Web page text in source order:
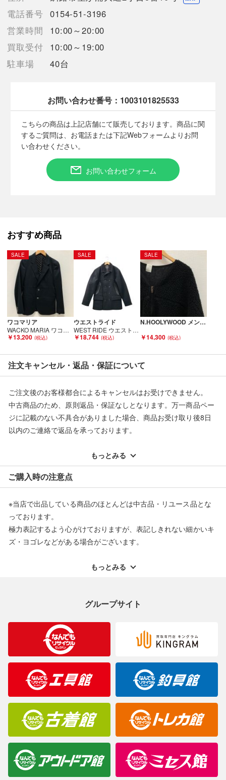
ョップと併売を行なっておりますが、
タイミングによりシステムの反映が間に合わず欠品となってしま
う場合がございます。
売切れの場合は、ご購入をキャンセルさせていただく場合がござ
います。】
店頭との併売商品の為、記載にない細かなキズや汚れ等状態が多
少変化する場合がございますのでご了承下さい。
商品画像に関しては出来る限り忠実に表示出来るよう努めており
ますが、実際の商品と比較し色身に多少誤差が生じる場合があり
ますこと予めご了承ください。
素人採寸の為多少の誤差はご了承下さい。
サイズは平置きでの計測となっております。
人の手を経た商品です。
■弊社（株式会社オカモト）を装った偽装サイトにご注意くださ
い■
弊社（株式会社オカモト）の商品画像や文章を無断盗用した『偽
装サイト』を確認しておりますが、
当店とは一切関係がございませんのでご注意ください。
電話番号 0154-51-3196
営業時間
10:00～20:00
買取受付
10:00～19:00
駐車場
40台
お問い合わせ番号： 1003101825533
こちらの商品は上記店舗にて販売しております。商品に関
するご質問は、お電話または下記Webフォームよりお問
い合わせください。
お問い合わせフォーム
おすすめ商品
SALE
ワコマリア
WACKO MARIA ワコマリア メンズジャケット sizeS ネイビー Bランク
￥13,200
SALE
ウエストライド
WEST RIDE ウエストライド メンズ コート サイズ38 ブラック Bランク
￥18,744
SALE
N.HOOLYWOOD メンズ衣料 ノーカラーフリースジャケット サイズ38 192-BL02-030 ブラック Bランク
￥14,300
注文キャンセル・返品・保証について
ご注文後のお客様都合によるキャンセルはお受けできません。
中古商品のため、原則返品・保証なしとなります。万一商品ペー
ジに記載のない不具合がありました場合、商品お受け取り後8日
以内のご連絡で返品を承っております。
配送料ともに当社負担で対応いたします。
※オンラインストアで購入頂いた商品は、店頭での返品はお受け
できません。また、商品の修理及び交換に関しては承ることがで
返品・交換について
もっとみる
ご購入時の注意点
※当店で出品している商品のほとんどは中古品・リユース品とな
っております。
極力表記するよう心がけておりますが、表記しきれない細かいキ
ズ・ヨゴレなどがある場合がございます。
ご理解くださいますようお願い申し上げます。
合がございますのでご了承ください。
※表記したカラー名は、当社が判断した名称を掲載しています。
製造元が定めたカラー名と異なることもあります。色調などご不
明なことがありましたらご購入前にお問い合わせください。
商品について
もっとみる
グループサイト